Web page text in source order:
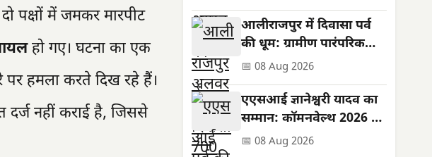
पक्षों में जमकर मारपीट
हो गए। घटना का एक
पर हमला करते दिख रहे हैं।
नहीं कराई है, जिससे
आलीराजपुर में दिवासा पर्व
की धूम: ग्रामीण पारंपरिक
वेशभूषा में झूमे, सुख-समृद्धि
की कामना
📅 08 Aug 2026
एएसआई ज्ञानेश्वरी यादव का
सम्मान: कॉमनवेल्थ 2026 में
रजत पदक जीता
📅 08 Aug 2026